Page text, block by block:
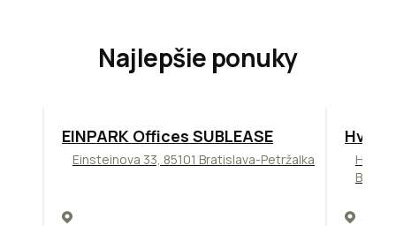
Najlepšie ponuky
TOP ODPORÚČAME
EINPARK Offices SUBLEASE
Einsteinova 33, 85101 Bratislava-Petržalka